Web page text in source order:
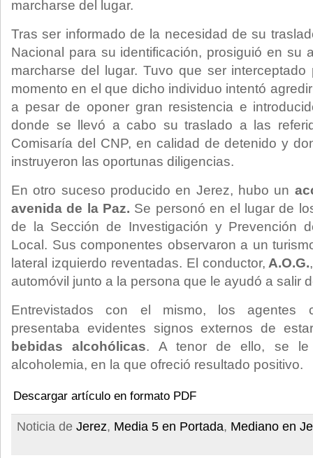
marcharse del lugar.
Tras ser informado de la necesidad de su
Nacional para su identificación, prosiguió en su
marcharse del lugar. Tuvo que ser
momento en el que dicho individuo intentó
a pesar de oponer gran resistencia e
donde se llevó a cabo su traslado a las
Comisaría del CNP, en calidad de detenido y
instruyeron las oportunas diligencias.
En otro suceso producido en Jerez, hubo un
avenida de la Paz. Se personó en el lugar de
de la Sección de Investigación y Prevención
Local. Sus componentes observaron a un
lateral izquierdo reventadas. El conductor, A.O.G.
automóvil junto a la persona que le ayudó a salir
Entrevistados con el mismo, los agentes
presentaba evidentes signos externos de
bebidas alcohólicas. A tenor de ello, se le
alcoholemia, en la que ofreció resultado positivo.
Descargar artículo en formato PDF
Noticia de Jerez, Media 5 en Portada, Mediano en